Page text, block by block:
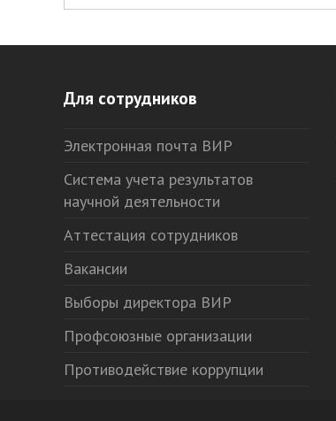
Для сотрудников
Электронная почта ВИР
Система учета результатов
научной деятельности
Аттестация сотрудников
Вакансии
Выборы директора ВИР
Профсоюзные организации
Противодействие коррупции